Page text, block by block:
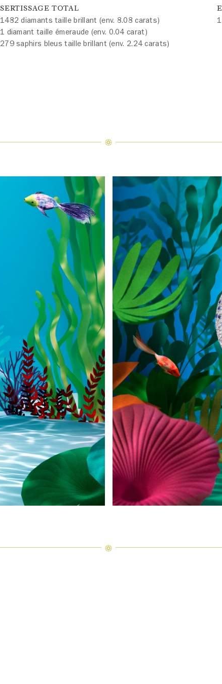
SERTISSAGE TOTAL
1482 diamants taille brillant (env. 8.08 carats)
1 diamant taille émeraude (env. 0.04 carat)
279 saphirs bleus taille brillant (env. 2.24 carats)
1